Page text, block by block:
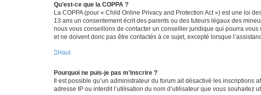
Qu’est-ce que la COPPA ?
La COPPA (pour « Child Online Privacy and Protection Act ») est une loi
13 ans un consentement écrit des parents ou des tuteurs légaux des
nous vous conseillons de contacter un conseiller juridique qui pourra
et ne doivent donc pas être contactés à ce sujet, excepté lorsque
Haut
Pourquoi ne puis-je pas m’inscrire ?
Il est possible qu’un administrateur du forum ait désactivé les inscriptions
adresse IP ou interdit l’utilisation du nom d’utilisateur que vous souhaitez